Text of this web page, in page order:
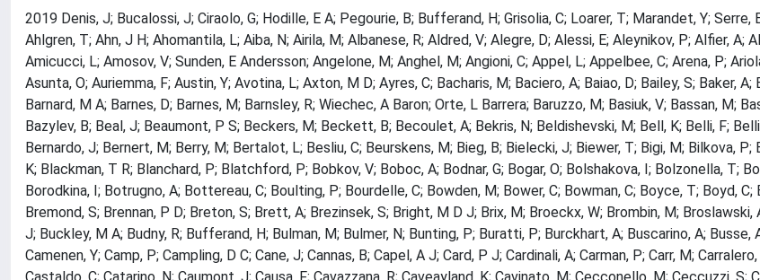
2019 Denis, J; Bucalossi, J; Ciraolo, G; Hodille, E A; Pegourie, B; Bufferand, H; Grisolia, C; Loarer, T; Marandet, Y; Serre, E; Abduallev, S; Abhangi, M; Abreu, P; Afzal, M; Aggarwal, K M; Ahlgren, T; Ahn, J H; Ahomantila, L; Aiba, N; Airila, M; Albanese, R; Aldred, V; Alegre, D; Alessi, E; Aleynikov, P; Alfier, A; Alkseev, A; Allinson, M; Alper, B; Alves, E; Ambrosino, G; Ambrosino, R; Amicucci, L; Amosov, V; Sunden, E Andersson; Angelone, M; Anghel, M; Angioni, C; Appel, L; Appelbee, C; Arena, P; Ariola, M; Arnichand, H; Arshad, S; Ash, A; Ashikawa, N; Aslanyan, V; Asunta, O; Auriemma, F; Austin, Y; Avotina, L; Axton, M D; Ayres, C; Bacharis, M; Baciero, A; Baiao, D; Bailey, S; Baker, A; Balboa, I; Balden, M; Balshaw, N; Bament, R; Banks, J W; Baranov, Y F; Barnard, M A; Barnes, D; Barnes, M; Barnsley, R; Wiechec, A Baron; Orte, L Barrera; Baruzzo, M; Basiuk, V; Bassan, M; Bastow, R; Batista, A; Batistoni, P; Baughan, R; Bauvir, B; Baylor, L; Bazylev, B; Beal, J; Beaumont, P S; Beckers, M; Beckett, B; Becoulet, A; Bekris, N; Beldishevski, M; Bell, K; Belli, F; Bellinger, M; Belonohy, E; Ben Ayed, N; Benterman, N A; Bergsaker, H; Bernardo, J; Bernert, M; Berry, M; Bertalot, L; Besliu, C; Beurskens, M; Bieg, B; Bielecki, J; Biewer, T; Bigi, M; Bilkova, P; Binda, F; Bisoffi, A; Bizarro, J P S; Bjorkas, C; Blackburn, J; Blackman, K; Blackman, T R; Blanchard, P; Blatchford, P; Bobkov, V; Boboc, A; Bodnar, G; Bogar, O; Bolshakova, I; Bolzonella, T; Bonanomi, N; Bonelli, F; Boom, J; Booth, J; Borba, D; Borodin, D; Borodkina, I; Botrugno, A; Bottereau, C; Boulting, P; Bourdelle, C; Bowden, M; Bower, C; Bowman, C; Boyce, T; Boyd, C; Boyer, H J; Bradshaw, J M A; Braic, V; Bravanec, R; Breizman, B; Bremond, S; Brennan, P D; Breton, S; Brett, A; Brezinsek, S; Bright, M D J; Brix, M; Broeckx, W; Brombin, M; Broslawski, A; Brown, D P D; Brown, M; Bruno, E; Bucalossi, J; Buch, J; Buchanan, J; Buckley, M A; Budny, R; Bufferand, H; Bulman, M; Bulmer, N; Bunting, P; Buratti, P; Burckhart, A; Buscarino, A; Busse, A; Butler, N K; Bykov, I; Byrne, J; Cahyna, P; Calabro, G; Calvo, I; Camenen, Y; Camp, P; Campling, D C; Cane, J; Cannas, B; Capel, A J; Card, P J; Cardinali, A; Carman, P; Carr, M; Carralero, D; Carraro, L; Carvalho, B B; Carvalho, I; Carvalho, P; Casson, F J; Castaldo, C; Catarino, N; Caumont, J; Causa, F; Cavazzana, R; Caveayland, K; Cavinato, M; Cecconello, M; Ceccuzzi, S; Cecil, E; Cenedese, A; Cesario, R; Challis, C D; Chandler, M; Chandra, D; Chang, C S; Chankin, A; Chapman, I T; Chapman, S C; Chernyshova, M; Chitarin, G; Ciraolo, G; Ciric, D; Citrin, J; Clairet, F; Clark, E; Clark, M; Clarkson, R; Clatworthy, D; Clements, C; Cleverly, M; Coad, J P; Coates, P A; Cobalt, A; Coccorese, V; Cocilovo, V; Coda, S; Coelho, R; Coenen, J W; Coffey, I; Colas, L; Collins, S; Conka, D; Conroy, S; Conway, N; Coombs, D; Cooper, D; Cooper, S R; Corradino, C; Corre, Y; Corrigan, G; Cortes, S; Coster, D; Couchman, A S; Cox, M P; Craciunescu, T; Cramp, S; Craven, R; Crisanti, F; Croci, G; Croft, D; Crombe, K; Crowe, R; Cruz, N; Cseh, G; Cufar, A; Cullen, A; Curuia, M; Czarnecka, A; Dabirikhah, H; Dalgliesh, P; Dalley, S; Dankowski, J; Darrow, D; Davies, O; Davis, W; Day, C; Day, I E; De Bock, M; de Castro, A; de la Cal, E; de la Luna, E; De Masi, G; de Pablos, J L; De Temmerman, G; De Tommasi, G; de Vries, P; Deakin, K; Deane, J; Agostini, F Degli; Dejarnac, R; Delabie, E; den Harder, N; Dendy, R O; Denis, J; Denner, P; Devaux, S; Devynck, P; Di Maio, F; Di Siena, A; Di Troia, C; Dinca, P; D'Inca, R; Ding, B; Dittmar, T; Doerk, H; Doerner, R P; Donne, T; Dorling, S E; Dormidocanto, S; Doswon, S; Douai, D; Doyle, P T; Drenik, A; Drewelow, P; Drews, P; Duckworth, Ph; Dumont, R; Dumortier, P; Dunai, D; Dunne, M; Duran, I; Durodie, F; Dutta, P; Duval, B P; Dux, R; Dylst, K; Dzysiuk, N; Edappala, P V; Edmond, J; Edwards, A M; Edwards, J; Eich, Th; Ekedahl, A; Eljorf, R; Elsmore, C G; Enachescu, M; Ericsson, G; Eriksson, F; Eriksson, J; Eriksson, L G; Esposito, B; Esquembri, S; Esser, H G; Esteve, D; Evans, B; Evans, G E; Evison, G; Ewart, G D; Fagan, D; Faitsch, M; Falie, D; Fanni, A; Fasoli, A; Faustin, J M; Fawlk, N; Fazendeiro, L; Fedorczak, N; Felton, R C; Fenton, K; Fernades, A; Fernandes, H; Ferreira, J; Fessey, J A; Fevrier, O; Ficker, O; Field, A; Fietz, S; Figueiredo, A; Figueiredo, J; Fil, A; Finburg, P; Firdaouss, M; Fischer, U; Fittill, L; Fitzgerald, M; Flammini, D; Flanagan, J; Fleming, C; Flinders, K; Fonnesu, N; Fontdecaba, J M; Formisano, A; Forsythe, L; Fortuna, L; Fortunazalesna, E; Fortune, M; Foster, S; Franke, T; Franklin, T; Frasca, M; Frassinetti, L; Freisinger, M; Fresa, R; Frigione, D; Fuchs, V; Fuller, D; Futatani, S; Fyvie, J; Gal, K; Galassi, D; Galazka, K; Galdonquiroga, J; Gallagher, J; Gallart, D; Galvao, R; Gao, X; Gao, Y; Garcia, J; Garciacarrasco, A; Garciamunoz, M; Gardarein, J L; Garzotti, L; Gaudio, P; Gauthier, E; Gear, D F; Gee, S J; Geiger, B; Gelfusa, M; Gerasimov, S; Gervasini, G; Gethins, M; Ghani, Z; Ghate, M; Gherendi, M; Giacalone, J C; Giacomelli, L; Gibson, C S; Giegerich, T; Gil, C; Gil, L; Gilligan, S; Gin, D; Giovannozzi, E; Girardo, J B; Giroud, C; Giruzzi, G; Gloeggler, S; Godwin, J; Goff, J; Gohil, P; Goloborod'Ko, V; Gomes, R; Goncalves, B; Goniche, M; Goodliffe, M; Goodyear, A; Gorini, G; Gosk, M; Goulding, R; Goussarov, A; Gowland, R; Graham, B; Graham, M E; Graves, J P; Grazier, N; Grazier, P; Green, N R; Greuner, H; Grierson, B; Griph, F S; Grisolia, C; Grist, D; Groth, M; Grove, R; Grundy, C N; Grzonka, J; Guard, D; Guerard, C; Guillemaut, C; Guirlet, R; Gurl, C; Utoh, H H; Hackett, L J; Hacquin, S; Hagar, A; Hager, R; Hakola, A; Halitovs, M; Hall, S J; Cook S, P Hallworth; Hamlynharris, C; Hammond, K; Harrington, C; Harrison, J; Harting, D; Hasenbeck, F; Hatano, Y; Hatch, D R; Haupt, T D V; Hawes, J; Hawkes, N C; Hawkins, J; Hawkins, P; Haydon, P W; Hayter, N; Hazel, S; Heesterman, P J L; Heinola, K; Hellesen, C; Hellsten, T; Helou, W; Hemming, O N; Hender, T C; Henderson, M; Henderson, S S; Henriques, R; Hepple, D; Hermon, G; Hertout, P; Hidalgo, C; Highcock, E G; Hill, M; Hillairet, J; Hillesheim, J; Hillis, D; Hizanidis, K; Hjalmarsson, A; Hobirk, J; Hodille, E; Hogben, C H A; Hogeweij, G M D; Hollingsworth, A; Hollis, S; Homfray, D A; Horacek, J; Hornung, G; Horton, A R; Horton, L D; Horvath, L; Hotchin, S P; Hough, M R; Howarth, P J; Hubbard, A; Huber, A; Huber, V; Huddleston, T M; Hughes, M; Huijsmans, G T A; Hunter, C L; Huynh, P;